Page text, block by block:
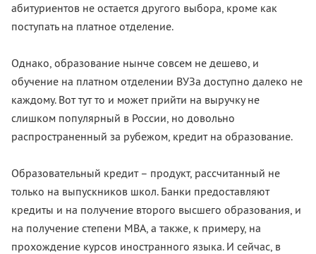
абитуриентов не остается другого выбора, кроме как
поступать на платное отделение.
Однако, образование нынче совсем не дешево, и
обучение на платном отделении ВУЗа доступно далеко не
каждому. Вот тут то и может прийти на выручку не
слишком популярный в России, но довольно
распространенный за рубежом, кредит на образование.
Образовательный кредит – продукт, рассчитанный не
только на выпускников школ. Банки предоставляют
кредиты и на получение второго высшего образования, и
на получение степени МВА, а также, к примеру, на
прохождение курсов иностранного языка. И сейчас, в